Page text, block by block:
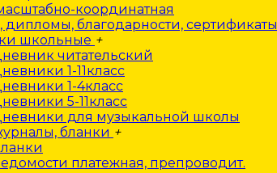
координатная
дипломы, благодарности, сертификаты
школьные +
читательский
1-11класс
1-4класс
5-11класс
для музыкальной школы
бланки +
платежная, препроводит.